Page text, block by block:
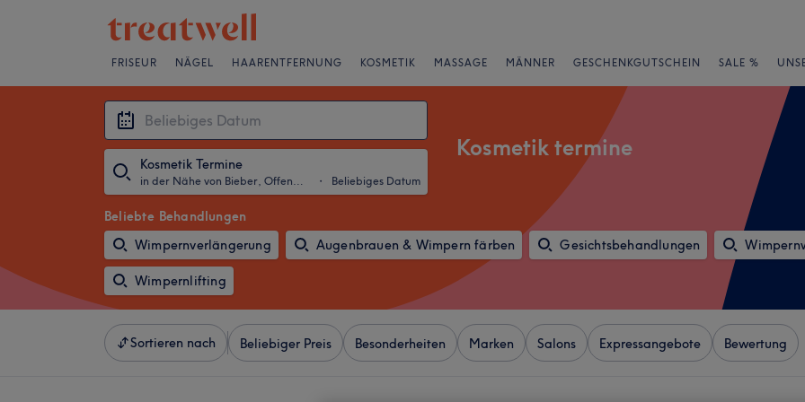
FRISEUR NÄGEL HAARENTFERNUNG KOSMETIK MASSAGE MÄNNER GESCHENKGUTSCHEIN SALE %
Kosmetik Termine
in der Nähe von Bieber, Offenbach ・ Beliebiges Datum
Kosmetik termine
Beliebte Behandlungen
Wimpernverlängerung
Augenbrauen & Wimpern färben Gesichtsbehandlungen
Wimpernlifting
Sortieren nach Beliebiger Preis Besonderheiten Marken Salons Expressangebote Bewertung